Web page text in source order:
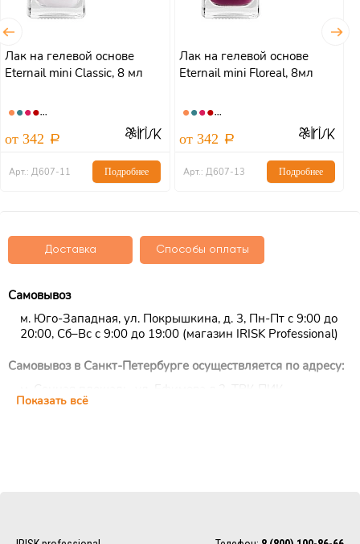
Лак на гелевой основе
Eternail mini Classic, 8 мл
от 342
Арт.: Д607-11 Подробнее
Лак на гелевой основе
Eternail mini Floreal, 8мл
от 342
Арт.: Д607-13 Подробнее
Доставка Способы оплаты
Самовывоз
м. Юго-Западная, ул. Покрышкина, д. 3, Пн-Пт с 9:00 до
20:00, Сб–Вс с 9:00 до 19:00 (магазин IRISK Professional)
Самовывоз в Санкт-Петербурге осуществляется по адресу:
цокольный этаж, ежедневно с 10:00 до 22:00 (магазин
Доставка осуществляется по всему миру с помощью
Показать всё